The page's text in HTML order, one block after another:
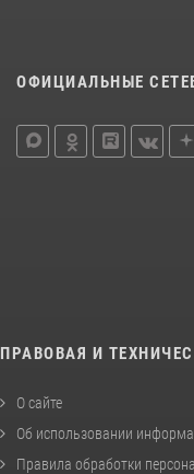
ОФИЦИАЛЬНЫЕ
ПРАВОВАЯ И
О сайте
Об использовании
Правила обработки